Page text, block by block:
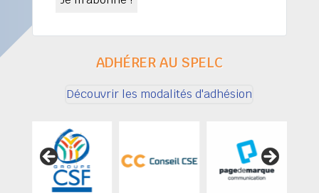
ADHÉRER AU SPELC
Découvrir les modalités d'adhésion